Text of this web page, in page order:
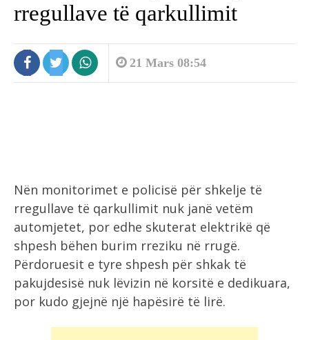
rregullave të qarkullimit
21 Mars 08:54
Nën monitorimet e policisë për shkelje të
rregullave të qarkullimit nuk janë vetëm
automjetet, por edhe skuterat elektrikë që
shpesh bëhen burim rreziku në rrugë.
Përdoruesit e tyre shpesh për shkak të
pakujdesisë nuk lëvizin në korsitë e dedikuara,
por kudo gjejnë një hapësirë të lirë.